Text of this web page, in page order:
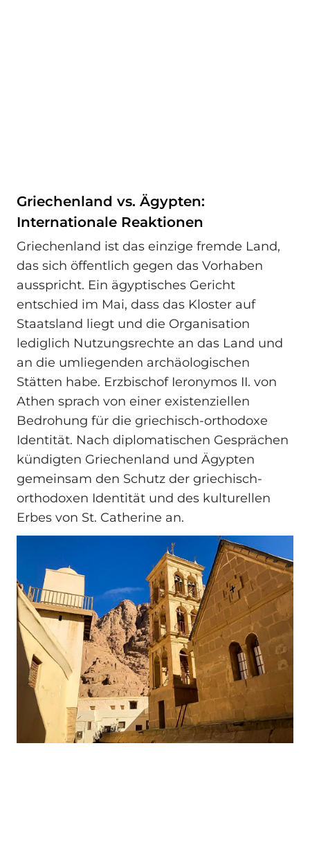
Griechenland vs. Ägypten:
Internationale Reaktionen
Griechenland ist das einzige fremde Land,
das sich öffentlich gegen das Vorhaben
ausspricht. Ein ägyptisches Gericht
entschied im Mai, dass das Kloster auf
Staatsland liegt und die Organisation
lediglich Nutzungsrechte an das Land und
an die umliegenden archäologischen
Stätten habe. Erzbischof Ieronymos II. von
Athen sprach von einer existenziellen
Bedrohung für die griechisch-orthodoxe
Identität. Nach diplomatischen Gesprächen
kündigten Griechenland und Ägypten
gemeinsam den Schutz der griechisch-
orthodoxen Identität und des kulturellen
Erbes von St. Catherine an.